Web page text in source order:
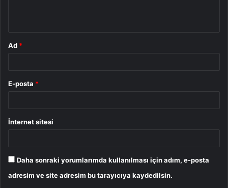
Ad *
E-posta *
İnternet sitesi
Daha sonraki yorumlarımda kullanılması için adım, e-posta
adresim ve site adresim bu tarayıcıya kaydedilsin.